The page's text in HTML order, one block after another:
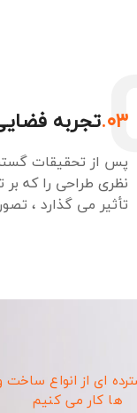
۰۳. تجربه
پس از تحقیقات
نظری طراحی را که
تأثیر می گذارد ،
ای از انواع ساخت
ها کار می کنیم